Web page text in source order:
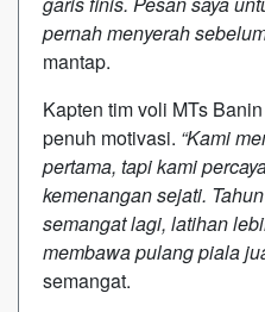
pernah menyerah
mantap.
Kapten tim voli MTs
penuh motivasi. “Kami
pertama, tapi kami
kemenangan sejati.
semangat lagi, latihan
membawa pulang piala
semangat.